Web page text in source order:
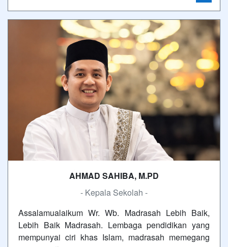
AHMAD SAHIBA, M.PD
- Kepala Sekolah -
Assalamualaikum Wr. Wb. Madrasah Lebih Baik,
Lebih Baik Madrasah. Lembaga pendidikan yang
mempunyai ciri khas Islam, madrasah memegang